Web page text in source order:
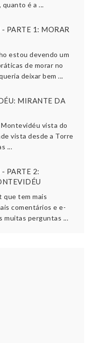
quanto é a ...
PARTE 1: MORAR
estou devendo um
de morar no
deixar bem ...
MIRANTE DA
vista do
vista desde a Torre
...
PARTE 2:
que tem mais
comentários e e-
muitas perguntas ...